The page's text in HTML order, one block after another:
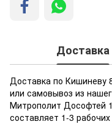
Доставка
Доставка по Кишиневу
или самовывоз из
Митрополит Дософтей
составляет 1-3